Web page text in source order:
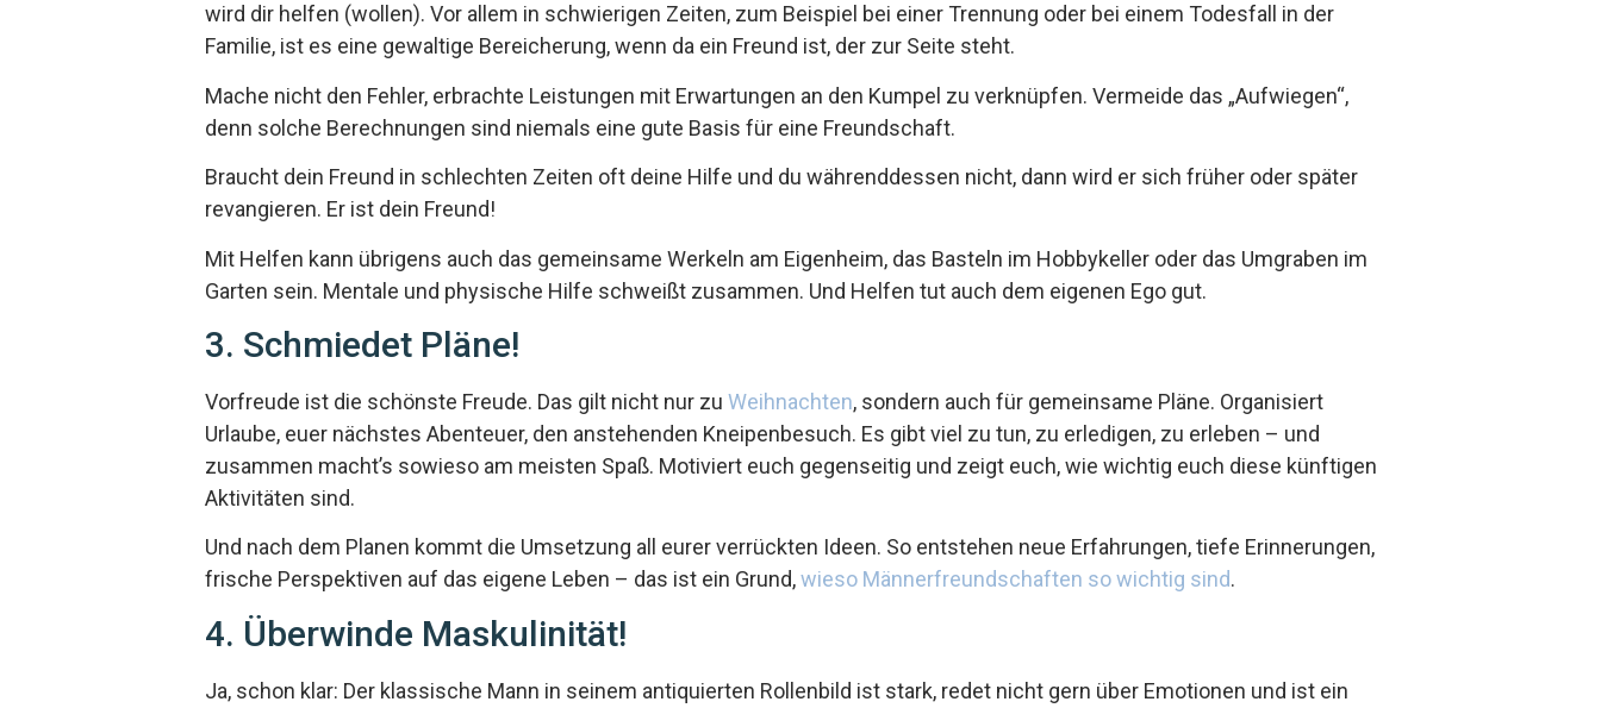
wird dir helfen (wollen). Vor allem in schwierigen Zeiten, zum Beispiel bei einer Trennung oder bei einem Todesfall in der
Familie, ist es eine gewaltige Bereicherung, wenn da ein Freund ist, der zur Seite steht.
Mache nicht den Fehler, erbrachte Leistungen mit Erwartungen an den Kumpel zu verknüpfen. Vermeide das „Aufwiegen“,
denn solche Berechnungen sind niemals eine gute Basis für eine Freundschaft.
Braucht dein Freund in schlechten Zeiten oft deine Hilfe und du währenddessen nicht, dann wird er sich früher oder später
revangieren. Er ist dein Freund!
Mit Helfen kann übrigens auch das gemeinsame Werkeln am Eigenheim, das Basteln im Hobbykeller oder das Umgraben im
Garten sein. Mentale und physische Hilfe schweißt zusammen. Und Helfen tut auch dem eigenen Ego gut.
3. Schmiedet Pläne!
Vorfreude ist die schönste Freude. Das gilt nicht nur zu Weihnachten, sondern auch für gemeinsame Pläne. Organisiert
Urlaube, euer nächstes Abenteuer, den anstehenden Kneipenbesuch. Es gibt viel zu tun, zu erledigen, zu erleben – und
zusammen macht’s sowieso am meisten Spaß. Motiviert euch gegenseitig und zeigt euch, wie wichtig euch diese künftigen
Aktivitäten sind.
Und nach dem Planen kommt die Umsetzung all eurer verrückten Ideen. So entstehen neue Erfahrungen, tiefe Erinnerungen,
frische Perspektiven auf das eigene Leben – das ist ein Grund,wieso Männerfreundschaften so wichtig sind.
4. Überwinde Maskulinität!
Ja, schon klar: Der klassische Mann in seinem antiquierten Rollenbild ist stark, redet nicht gern über Emotionen und ist ein